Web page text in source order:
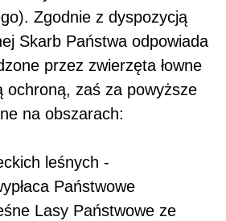
Zgodnie z dyspozycją
Skarb Państwa odpowiada
przez zwierzęta łowne
ochroną, zaś za powyższe
na obszarach:
leśnych -
Państwowe
Lasy Państwowe ze